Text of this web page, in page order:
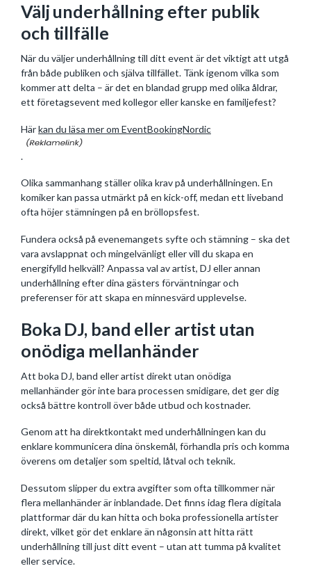
Välj underhållning efter publik
och tillfälle
När du väljer underhållning till ditt event är det viktigt att utgå
från både publiken och själva tillfället. Tänk igenom vilka som
kommer att delta – är det en blandad grupp med olika åldrar,
ett företagsevent med kollegor eller kanske en familjefest?
Härkan du läsa mer om EventBookingNordic
.
Olika sammanhang ställer olika krav på underhållningen. En
komiker kan passa utmärkt på en kick-off, medan ett liveband
ofta höjer stämningen på en bröllopsfest.
Fundera också på evenemangets syfte och stämning – ska det
vara avslappnat och mingelvänligt eller vill du skapa en
energifylld helkväll? Anpassa val av artist, DJ eller annan
underhållning efter dina gästers förväntningar och
preferenser för att skapa en minnesvärd upplevelse.
Boka DJ, band eller artist utan
onödiga mellanhänder
Att boka DJ, band eller artist direkt utan onödiga
mellanhänder gör inte bara processen smidigare, det ger dig
också bättre kontroll över både utbud och kostnader.
Genom att ha direktkontakt med underhållningen kan du
enklare kommunicera dina önskemål, förhandla pris och komma
överens om detaljer som speltid, låtval och teknik.
Dessutom slipper du extra avgifter som ofta tillkommer när
flera mellanhänder är inblandade. Det finns idag flera digitala
plattformar där du kan hitta och boka professionella artister
direkt, vilket gör det enklare än någonsin att hitta rätt
underhållning till just ditt event – utan att tumma på kvalitet
eller service.